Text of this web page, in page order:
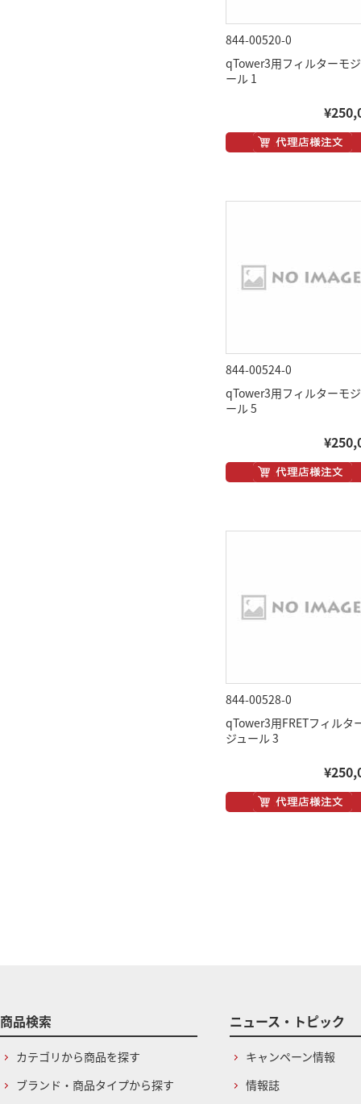
844-00520-0
qTower3用フィルターモ
ール 1
844-00524-0
qTower3用フィルターモ
ール 5
844-00528-0
qTower3用FRETフィルタ
ジュール 3
商品検索
カテゴリから商品を探す
ブランド・商品タイプから探す
ニュース・トピック
キャンペーン情報
情報誌